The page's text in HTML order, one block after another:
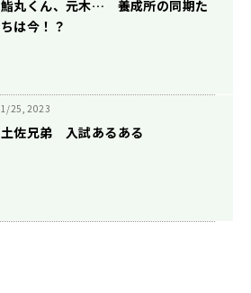
鮨丸くん、元木… 養成所の同期た
ちは今！？
1/25, 2023
土佐兄弟 入試あるある